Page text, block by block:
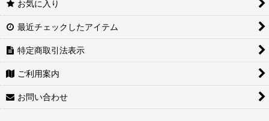
お気に入り
最近チェックしたアイテム
特定商取引法表示
ご利用案内
お問い合わせ